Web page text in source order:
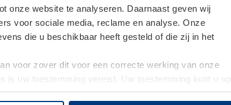
onze website te analyseren. Daarnaast geven wij
voor sociale media, reclame en analyse. Onze
die u beschikbaar heeft gesteld of die zij in het
voor zover dit voor een correcte werking van onze
is uw toestemming vereist. Uw toestemming kunt u op
op onze website wijzigen of herroepen.